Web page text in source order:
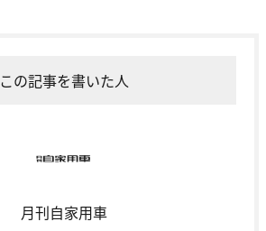
この記事を書いた人
月刊自家用車